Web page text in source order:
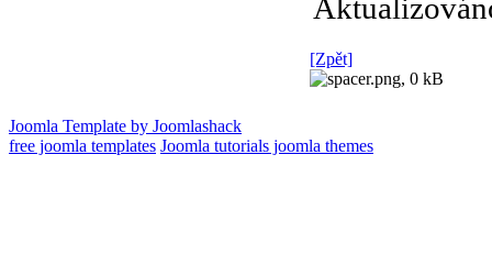
[Zpět]
Joomla Template by Joomlashack
free joomla templates Joomla tutorials joomla themes